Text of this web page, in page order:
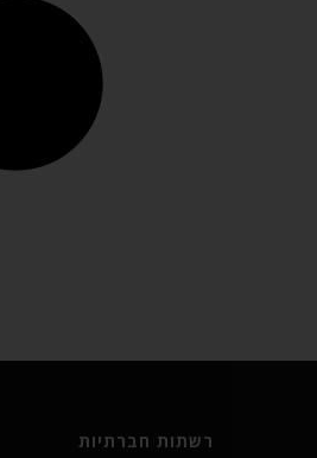
רשתות חברתיות